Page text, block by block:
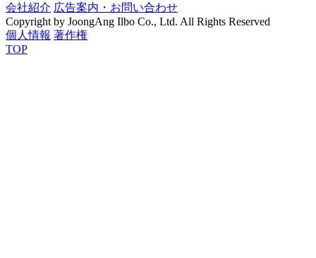
会社紹介 広告案内・お問い合わせ
Copyright by JoongAng Ilbo Co., Ltd. All Rights Reserved
個人情報 著作権
TOP